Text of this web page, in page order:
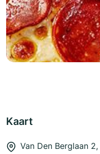
Kaart
Van Den Berglaan